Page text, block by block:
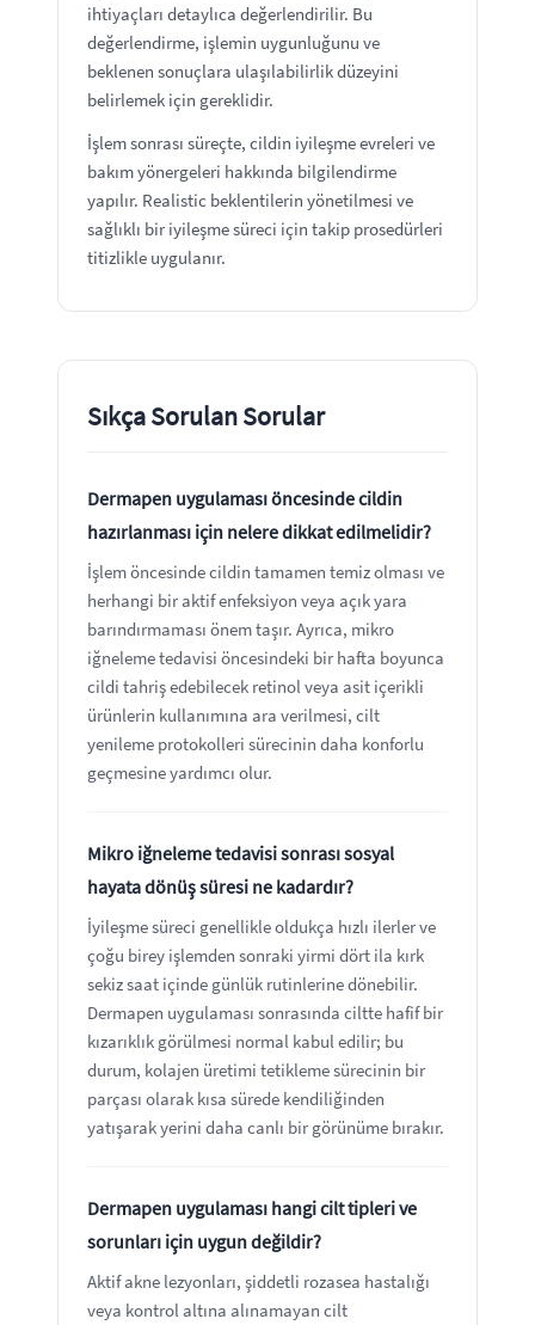
ihtiyaçları detaylıca değerlendirilir. Bu
değerlendirme, işlemin uygunluğunu ve
beklenen sonuçlara ulaşılabilirlik düzeyini
belirlemek için gereklidir.
İşlem sonrası süreçte, cildin iyileşme evreleri ve
bakım yönergeleri hakkında bilgilendirme
yapılır. Realistic beklentilerin yönetilmesi ve
sağlıklı bir iyileşme süreci için takip prosedürleri
titizlikle uygulanır.
Sıkça Sorulan Sorular
Dermapen uygulaması öncesinde cildin
hazırlanması için nelere dikkat edilmelidir?
İşlem öncesinde cildin tamamen temiz olması ve
herhangi bir aktif enfeksiyon veya açık yara
barındırmaması önem taşır. Ayrıca, mikro
iğneleme tedavisi öncesindeki bir hafta boyunca
cildi tahriş edebilecek retinol veya asit içerikli
ürünlerin kullanımına ara verilmesi, cilt
yenileme protokolleri sürecinin daha konforlu
geçmesine yardımcı olur.
Mikro iğneleme tedavisi sonrası sosyal
hayata dönüş süresi ne kadardır?
İyileşme süreci genellikle oldukça hızlı ilerler ve
çoğu birey işlemden sonraki yirmi dört ila kırk
sekiz saat içinde günlük rutinlerine dönebilir.
Dermapen uygulaması sonrasında ciltte hafif bir
kızarıklık görülmesi normal kabul edilir; bu
durum, kolajen üretimi tetikleme sürecinin bir
parçası olarak kısa sürede kendiliğinden
yatışarak yerini daha canlı bir görünüme bırakır.
Dermapen uygulaması hangi cilt tipleri ve
sorunları için uygun değildir?
Aktif akne lezyonları, şiddetli rozasea hastalığı
veya kontrol altına alınamayan cilt